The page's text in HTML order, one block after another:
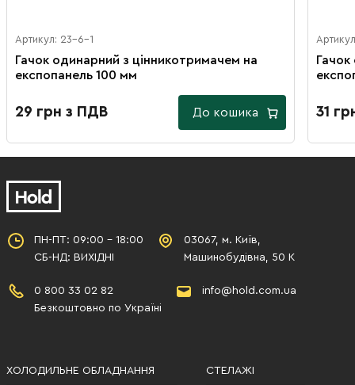
Артикул: 23-6-1
Гачок одинарний з цінникотримачем на
експопанель 100 мм
29 грн з ПДВ До кошика 31
ПН-ПТ: 09:00 - 18:00
СБ-НД: ВИХІДНІ
03067, м. Київ,
Машинобудівна, 50 К
0 800 33 02 82
Безкоштовно по Україні
info@hold.com.ua
ХОЛОДИЛЬНЕ ОБЛАДНАННЯ СТЕЛАЖІ